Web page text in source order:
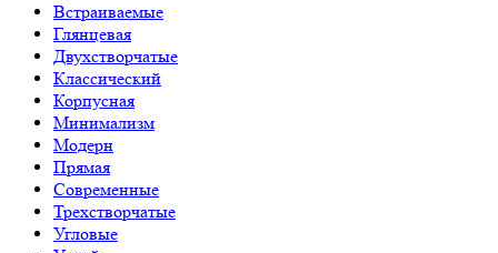
Встраиваемые
Глянцевая
Двухстворчатые
Классический
Корпусная
Минимализм
Модерн
Прямая
Современные
Трехстворчатые
Угловые